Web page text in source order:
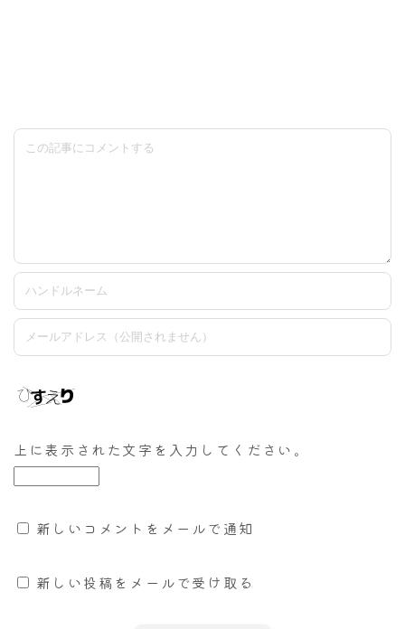
上に表示された文字を入力してください。
新しいコメントをメールで通知
新しい投稿をメールで受け取る